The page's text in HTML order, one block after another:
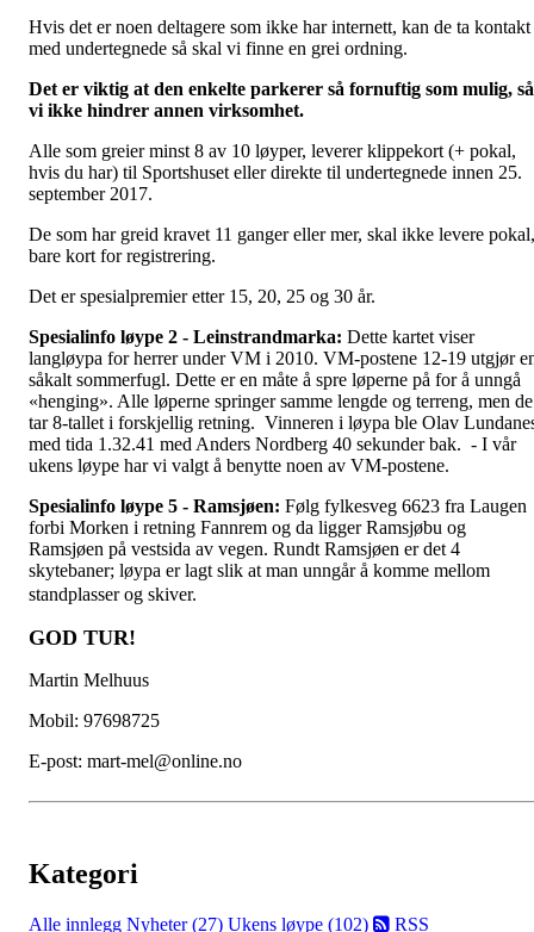
Hvis det er noen deltagere som ikke har internett, kan de ta kontakt
med undertegnede så skal vi finne en grei ordning.
Det er viktig at den enkelte parkerer så fornuftig som mulig, så
vi ikke hindrer annen virksomhet.
Alle som greier minst 8 av 10 løyper, leverer klippekort (+ pokal,
hvis du har) til Sportshuset eller direkte til undertegnede innen 25.
september 2017.
De som har greid kravet 11 ganger eller mer, skal ikke levere pokal,
bare kort for registrering.
Det er spesialpremier etter 15, 20, 25 og 30 år.
Spesialinfo løype 2 - Leinstrandmarka: Dette kartet viser
langløypa for herrer under VM i 2010. VM-postene 12-19 utgjør
såkalt sommerfugl. Dette er en måte å spre løperne på for å unngå
«henging». Alle løperne springer samme lengde og terreng, men de
tar 8-tallet i forskjellig retning. Vinneren i løypa ble Olav
med tida 1.32.41 med Anders Nordberg 40 sekunder bak. - I vår
ukens løype har vi valgt å benytte noen av VM-postene.
Spesialinfo løype 5 - Ramsjøen: Følg fylkesveg 6623 fra Laugen
forbi Morken i retning Fannrem og da ligger Ramsjøbu og
Ramsjøen på vestsida av vegen. Rundt Ramsjøen er det 4
skytebaner; løypa er lagt slik at man unngår å komme mellom
standplasser og skiver.
GOD TUR!
Martin Melhuus
Mobil: 97698725
E-post: mart-mel@online.no
Kategori
Alle innlegg Nyheter (27) Ukens løype (102) RSS